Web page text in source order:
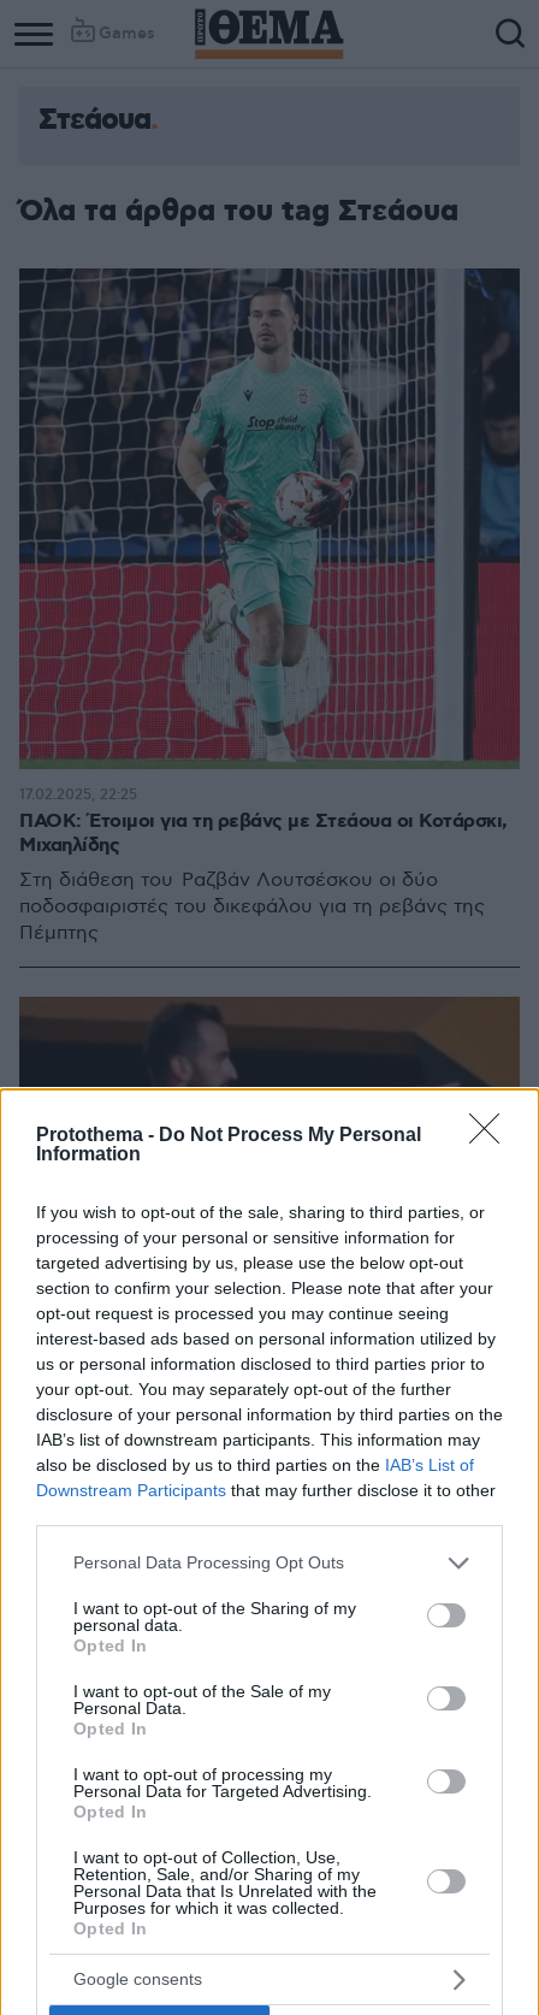
Protothema - Do Not Process My Personal
Information
If you wish to opt-out of the sale, sharing to third parties, or
processing of your personal or sensitive information for
targeted advertising by us, please use the below opt-out
section to confirm your selection. Please note that after your
opt-out request is processed you may continue seeing
interest-based ads based on personal information utilized by
us or personal information disclosed to third parties prior to
your opt-out. You may separately opt-out of the further
disclosure of your personal information by third parties on the
IAB’s list of downstream participants. This information may
also be disclosed by us to third parties on the IAB’s List of
Downstream Participants that may further disclose it to other
Please note that this website/app uses one or more Google
not limited to your visit or usage behaviour. You may click to
grant or deny consent to Google and its third-party tags to
use your data for below specified purposes in below Google
consent section.
Personal Data Processing Opt Outs
I want to opt-out of the Sharing of my
personal data.
Opted In
I want to opt-out of the Sale of my
Personal Data.
Opted In
I want to opt-out of processing my
Personal Data for Targeted Advertising.
Opted In
I want to opt-out of Collection, Use,
Retention, Sale, and/or Sharing of my
Personal Data that Is Unrelated with the
Purposes for which it was collected.
Opted In
Google consents
Games
Στεάουα
Όλα τα άρθρα του tag Στεάουα
ΠΑΟΚ: Έτοιμοι για τη ρεβάνς με Στεάουα οι Κοτάρσκι,
Μιχαηλίδης
Στη διάθεση του Ραζβάν Λουτσέσκου οι δύο
ποδοσφαιριστές του δικεφάλου για τη ρεβάνς της
Πέμπτης
17.02.2025, 22:25
Δύσκολες ώρες για τον Σοϊλέδη: Έχασε τον πατέρα του
λίγες ώρες μετά το γκολ που του αφιέρωσε
Στο πένθος βυθίστηκε ο Άρης Σοϊλέδης, ο οποίος
έχασε τον πατέρα του την Δευτέρα, ενώ
προηγουμένως, το βράδυ της Κυριακής, του είχε
αφιερώσει το πρώτο του γκολ μετά από 4 χρόνια με
τη φανέλα της Στεάουα
16.12.2019, 18:14 1